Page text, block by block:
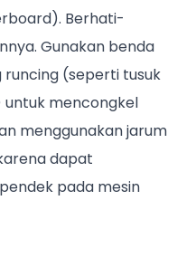
Berhati-
Gunakan benda
(seperti tusuk
untuk mencongkel
menggunakan jarum
dapat
pada mesin